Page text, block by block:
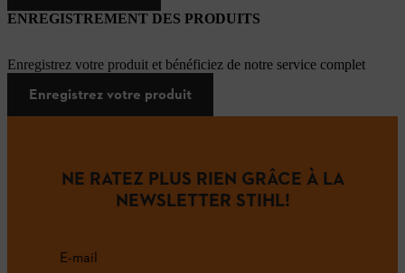
ENREGISTREMENT DES PRODUITS
Enregistrez votre produit et bénéficiez de notre service complet
Enregistrez votre produit
NE RATEZ PLUS RIEN GRÂCE À LA
NEWSLETTER STIHL!
E-mail